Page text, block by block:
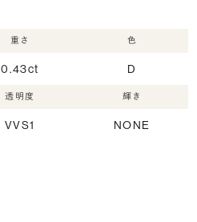
重さ
0.43ct
色
D
透明度
VVS1
輝き
NONE